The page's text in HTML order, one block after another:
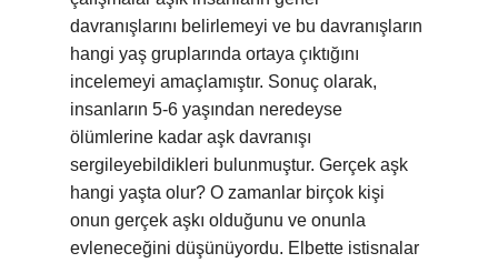
davranışlarını belirlemeyi ve bu davranışların
hangi yaş gruplarında ortaya çıktığını
incelemeyi amaçlamıştır. Sonuç olarak,
insanların 5-6 yaşından neredeyse
ölümlerine kadar aşk davranışı
sergileyebildikleri bulunmuştur. Gerçek aşk
hangi yaşta olur? O zamanlar birçok kişi
onun gerçek aşkı olduğunu ve onunla
evleneceğini düşünüyordu. Elbette istisnalar